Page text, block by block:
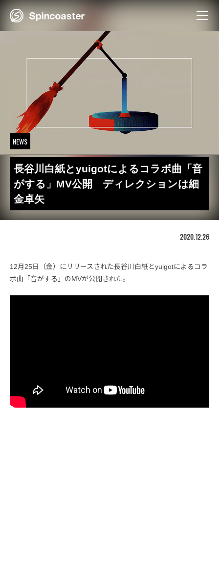
Skip
NEWS
長谷川白紙とyuigotによるコラボ曲「音
がする」MV公開 ディレクションは細
金卓矢
2020.12.26
12月25日（金）にリリースされた長谷川白紙とyuigotによるコラ
ボ曲「音がする」のMVが公開された。